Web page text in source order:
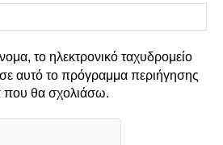
το ηλεκτρονικό ταχυδρομείο
αυτό το πρόγραμμα περιήγησης
που θα σχολιάσω.